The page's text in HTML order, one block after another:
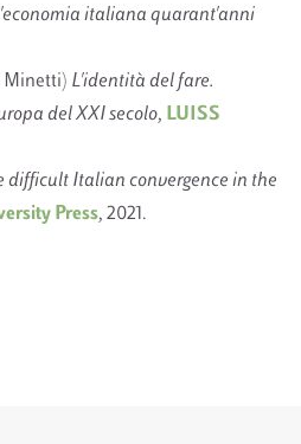
italiana quarant'anni
Minetti) L'identità del fare.
del XXI secolo, LUISS
difficult Italian convergence in the
Press, 2021.